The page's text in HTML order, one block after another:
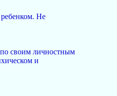
Не
по своим личностным
и